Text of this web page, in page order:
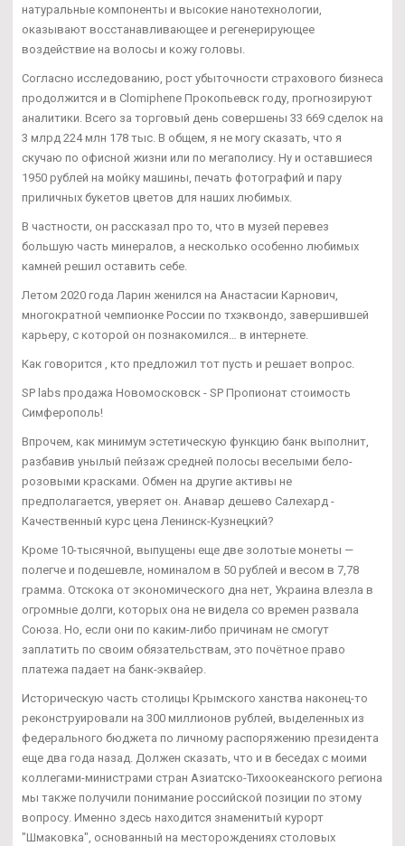
натуральные компоненты и высокие нанотехнологии,
оказывают восстанавливающее и регенерирующее
воздействие на волосы и кожу головы.
Согласно исследованию, рост убыточности страхового бизнеса
продолжится и в Clomiphene Прокопьевск году, прогнозируют
аналитики. Всего за торговый день совершены 33 669 сделок на
3 млрд 224 млн 178 тыс. В общем, я не могу сказать, что я
скучаю по офисной жизни или по мегаполису. Ну и оставшиеся
1950 рублей на мойку машины, печать фотографий и пару
приличных букетов цветов для наших любимых.
В частности, он рассказал про то, что в музей перевез
большую часть минералов, а несколько особенно любимых
камней решил оставить себе.
Летом 2020 года Ларин женился на Анастасии Карнович,
многократной чемпионке России по тхэквондо, завершившей
карьеру, с которой он познакомился… в интернете.
Как говорится , кто предложил тот пусть и решает вопрос.
SP labs продажа Новомосковск - SP Пропионат стоимость
Симферополь!
Впрочем, как минимум эстетическую функцию банк выполнит,
разбавив унылый пейзаж средней полосы веселыми бело-
розовыми красками. Обмен на другие активы не
предполагается, уверяет он. Анавар дешево Салехард -
Качественный курс цена Ленинск-Кузнецкий?
Кроме 10-тысячной, выпущены еще две золотые монеты —
полегче и подешевле, номиналом в 50 рублей и весом в 7,78
грамма. Отскока от экономического дна нет, Украина влезла в
огромные долги, которых она не видела со времен развала
Союза. Но, если они по каким-либо причинам не смогут
заплатить по своим обязательствам, это почётное право
платежа падает на банк-эквайер.
Историческую часть столицы Крымского ханства наконец-то
реконструировали на 300 миллионов рублей, выделенных из
федерального бюджета по личному распоряжению президента
еще два года назад. Должен сказать, что и в беседах с моими
коллегами-министрами стран Азиатско-Тихоокеанского региона
мы также получили понимание российской позиции по этому
вопросу. Именно здесь находится знаменитый курорт
"Шмаковка", основанный на месторождениях столовых